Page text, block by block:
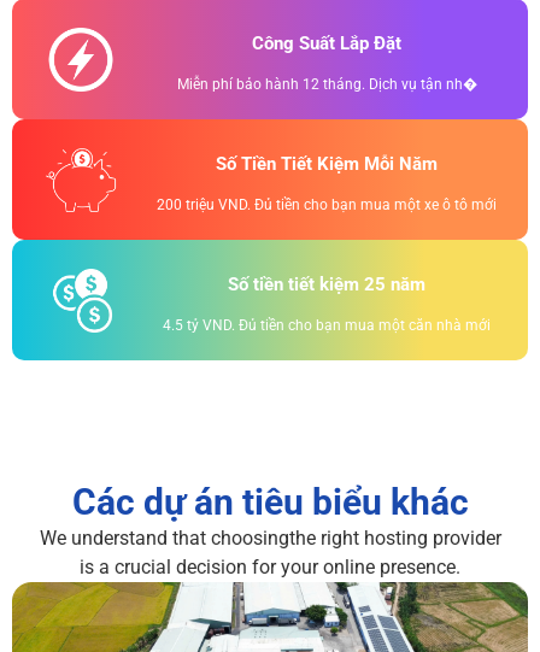
Công Suất Lắp Đặt
Miễn phí bảo hành 12 tháng. Dịch vụ tận nh�
Số Tiền Tiết Kiệm Mỗi Năm
200 triệu VND. Đủ tiền cho bạn mua một xe ô tô mới
Số tiền tiết kiệm 25 năm
4.5 tỷ VND. Đủ tiền cho bạn mua một căn nhà mới
Các dự án tiêu biểu khác
We understand that choosingthe right hosting provider
is a crucial decision for your online presence.